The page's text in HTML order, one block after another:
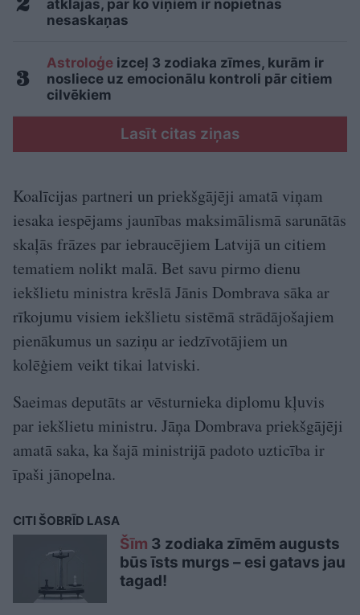
atklājas, par ko viņiem ir nopietnas
nesaskaņas
Astroloģe izceļ 3 zodiaka zīmes, kurām ir
nosliece uz emocionālu kontroli pār citiem
cilvēkiem
Lasīt citas ziņas
Koalīcijas partneri un priekšgājēji amatā viņam
iesaka iespējams jaunības maksimālismā sarunātās
skaļās frāzes par iebraucējiem Latvijā un citiem
tematiem nolikt malā. Bet savu pirmo dienu
iekšlietu ministra krēslā Jānis Dombrava sāka ar
rīkojumu visiem iekšlietu sistēmā strādājošajiem
pienākumus un saziņu ar iedzīvotājiem un
kolēģiem veikt tikai latviski.
Saeimas deputāts ar vēsturnieka diplomu kļuvis
par iekšlietu ministru. Jāņa Dombrava priekšgājēji
amatā saka, ka šajā ministrijā padoto uzticība ir
īpaši jānopelna.
CITI ŠOBRĪD LASA
Šīm 3 zodiaka zīmēm augusts
būs īsts murgs – esi gatavs jau
tagad!